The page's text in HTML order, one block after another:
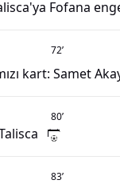
Fofana
72’
kart: Samet
80’
83’